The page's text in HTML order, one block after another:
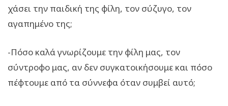
χάσει την παιδική της φίλη, τον σύζυγο, τον
αγαπημένο της;
-Πόσο καλά γνωρίζουμε την φίλη μας, τον
σύντροφο μας, αν δεν συγκατοικήσουμε και πόσο
πέφτουμε από τα σύννεφα όταν συμβεί αυτό;